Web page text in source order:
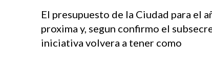
El presupuesto de la Ciudad para el
proxima y, segun confirmo el
iniciativa volvera a tener como